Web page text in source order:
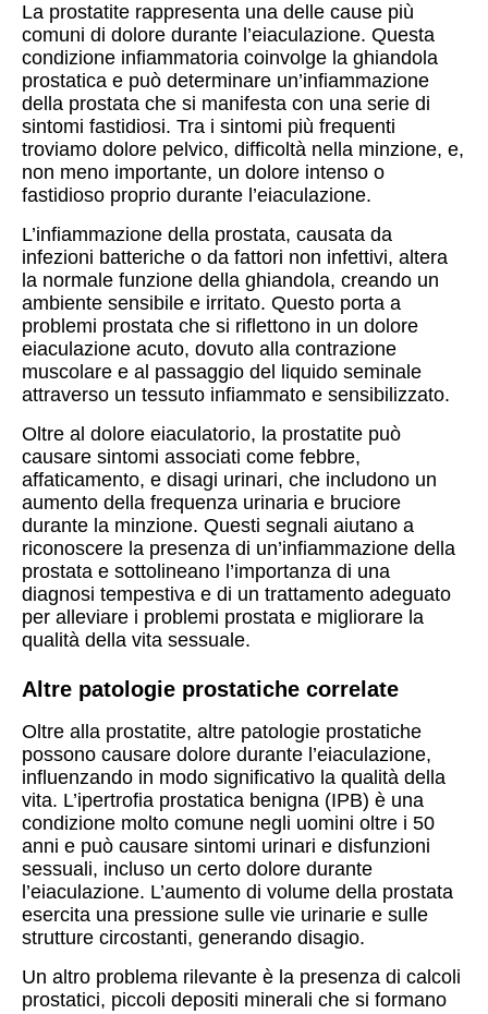
La prostatite rappresenta una delle cause più
comuni di dolore durante l’eiaculazione. Questa
condizione infiammatoria coinvolge la ghiandola
prostatica e può determinare un’infiammazione
della prostata che si manifesta con una serie di
sintomi fastidiosi. Tra i sintomi più frequenti
troviamo dolore pelvico, difficoltà nella minzione, e,
non meno importante, un dolore intenso o
fastidioso proprio durante l’eiaculazione.
L’infiammazione della prostata, causata da
infezioni batteriche o da fattori non infettivi, altera
la normale funzione della ghiandola, creando un
ambiente sensibile e irritato. Questo porta a
problemi prostata che si riflettono in un dolore
eiaculazione acuto, dovuto alla contrazione
muscolare e al passaggio del liquido seminale
attraverso un tessuto infiammato e sensibilizzato.
Oltre al dolore eiaculatorio, la prostatite può
causare sintomi associati come febbre,
affaticamento, e disagi urinari, che includono un
aumento della frequenza urinaria e bruciore
durante la minzione. Questi segnali aiutano a
riconoscere la presenza di un’infiammazione della
prostata e sottolineano l’importanza di una
diagnosi tempestiva e di un trattamento adeguato
per alleviare i problemi prostata e migliorare la
qualità della vita sessuale.
Altre patologie prostatiche correlate
Oltre alla prostatite, altre patologie prostatiche
possono causare dolore durante l’eiaculazione,
influenzando in modo significativo la qualità della
vita. L’ipertrofia prostatica benigna (IPB) è una
condizione molto comune negli uomini oltre i 50
anni e può causare sintomi urinari e disfunzioni
sessuali, incluso un certo dolore durante
l’eiaculazione. L’aumento di volume della prostata
esercita una pressione sulle vie urinarie e sulle
strutture circostanti, generando disagio.
Un altro problema rilevante è la presenza di calcoli
prostatici, piccoli depositi minerali che si formano